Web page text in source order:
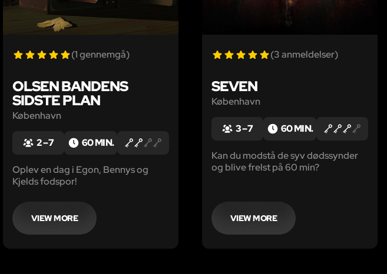
(1 gennemgå)
OLSEN BANDENS
SIDSTE PLAN
København
2 – 7 60 MIN.
Oplev en dag i Egon, Bennys og
Kjelds fodspor!
VIEW MORE
(3 anmeldelser)
SEVEN
København
3 – 7 60 MIN.
Kan du modstå de syv dødssynder
og blive frelst på 60 min?
VIEW MORE